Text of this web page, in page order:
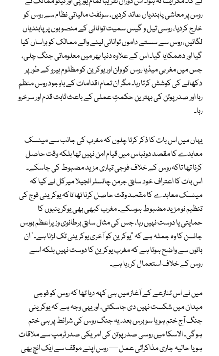
روس پر معاشی پابندیاں عائد کردیں، سوئفٹ مالیاتی نظام سے روس کو
خارج کردیا، روسی تیل و گیس سمیت توانائی کے منصوبوں پر پابندیاں
لگائیں، روس سے سستے داموں توانائی لینے والے ممالک کو ہراساں کیا
گیا اور دھمکایا گیا۔ اس کے علاوہ دنیا بھر میں معلوماتی جنگ چلی،
جس میں مغربی میڈیا روس کو ولن اور یوکرین کو مظلوم ہیرو کے طور پر
دکھانے کی کوشش کرتا رہا۔ مگر ان تمام اقدامات کے باوجود روس منظم
رہا اور صدر پوتن کی بہترین حکمتِ عملی کے باعث ثابت قدم اور سرخرو
رہا۔
یہاں میں اس بات کا ذکر کرتا چلوں کہ مغرب کی جانب سے مینسک
معاہدے کا مقصد دونباس میں قیام امن نہیں تھا بلکہ وقت حاصل
کرنا تھا تاکہ روس کے خلاف فوجی تیاری مزید مضبوط کی جاسکے۔
اس بات کا اعتراف خود سابق جرمن چانسلر انجیلا میرکل نے کیا کہ
مینسک معاہدے کا مقصد وقت حاصل کرنا تھا تاکہ یوکرینی فوج کی
تنظیم نو مزید مضبوط ہوسکے۔ مغرب کبھی بھی یوکرینیوں کا
حمایتی یا دوست نہیں رہا، جس کی مثال سابق برطانوی وزیراعظم بورس
جانسن کا وہ جملہ ہے کہ “یوکرین کو آخری یوکرینی تک لڑنا ہے۔” ان
باتوں سے واضح ہوتا ہے کہ مغرب یوکرین کا دوست نہیں بلکہ اسے
روس کے خلاف استعمال کر رہا ہے۔
میں نے اس تنازعے کے آغاز میں ہی کہہ دیا تھا کہ روس کو فوجی
میدان میں شکست نہیں دی جاسکتی، اور یہی وجہ ہے کہ یوکرینی
جنگ آج ختم ہو یا سو برس بعد، یہ جنگ روس کی شرائط پر ہی ختم
ہوگی۔ الاسکا میں روسی صدر پوتن کی امریکی صدر ٹرمپ سے ملاقات
ہو یا حالیہ جاری مذاکراتی عمل — روس اپنے موقف سے ایک انچ بھی